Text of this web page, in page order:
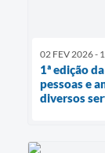
02 FEV 2026 -
1ª edição
pessoas e
diversos